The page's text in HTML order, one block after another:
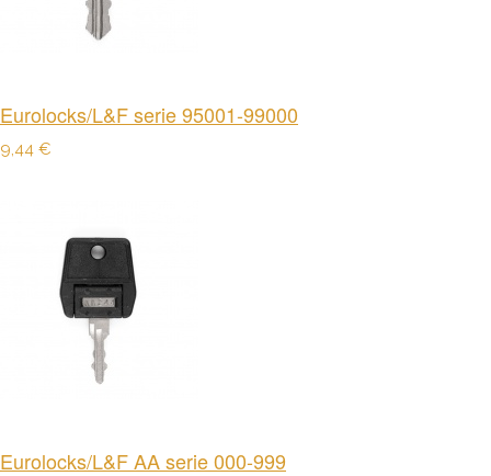
Eurolocks/L&F serie 95001-99000
9,44 €
Eurolocks/L&F AA serie 000-999